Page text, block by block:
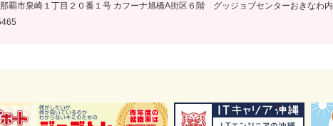
覇市泉崎１丁目２０番１号 カフーナ旭橋A街区６階 グッジョブセンターおきなわ内